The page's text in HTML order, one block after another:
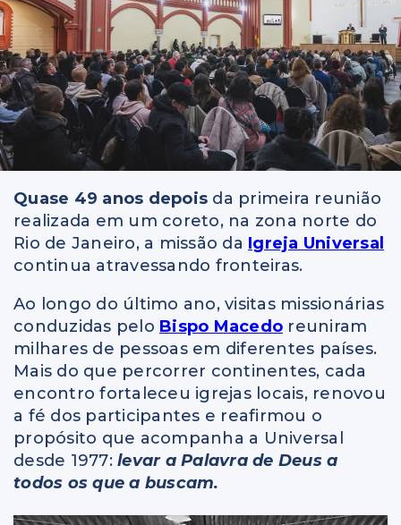
Quase 49 anos depois da primeira reunião
realizada em um coreto, na zona norte do
Rio de Janeiro, a missão da Igreja Universal
continua atravessando fronteiras.
Ao longo do último ano, visitas missionárias
conduzidas pelo Bispo Macedo reuniram
milhares de pessoas em diferentes países.
Mais do que percorrer continentes, cada
encontro fortaleceu igrejas locais, renovou
a fé dos participantes e reafirmou o
propósito que acompanha a Universal
desde 1977: levar a Palavra de Deus a
todos os que a buscam.